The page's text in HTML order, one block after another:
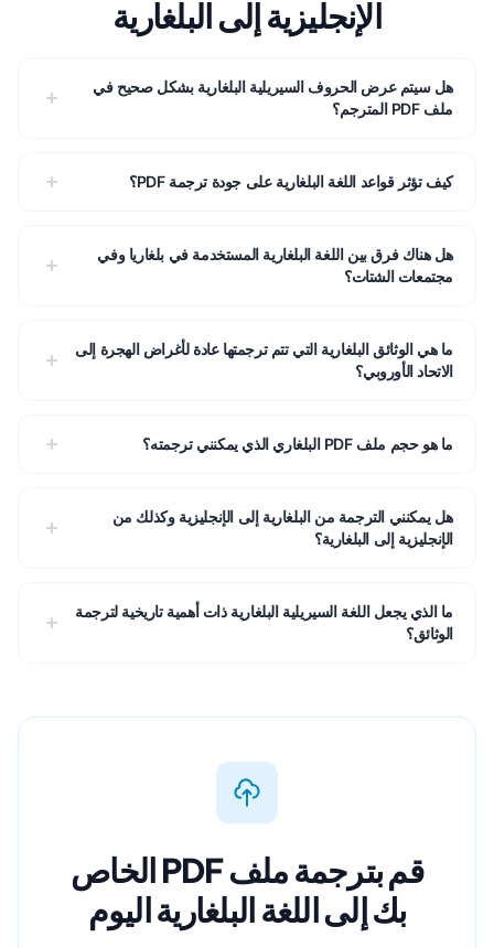
الإنجليزية إلى البلغارية
هل سيتم عرض الحروف السيريلية البلغارية بشكل صحيح في
ملف PDF المترجم؟
كيف تؤثر قواعد اللغة البلغارية على جودة ترجمة PDF؟
هل هناك فرق بين اللغة البلغارية المستخدمة في بلغاريا وفي
مجتمعات الشتات؟
ما هي الوثائق البلغارية التي تتم ترجمتها عادة لأغراض الهجرة إلى
الاتحاد الأوروبي؟
ما هو حجم ملف PDF البلغاري الذي يمكنني ترجمته؟
هل يمكنني الترجمة من البلغارية إلى الإنجليزية وكذلك من
الإنجليزية إلى البلغارية؟
ما الذي يجعل اللغة السيريلية البلغارية ذات أهمية تاريخية لترجمة
الوثائق؟
قم بترجمة ملف PDF الخاص
بك إلى اللغة البلغارية اليوم